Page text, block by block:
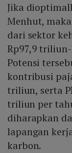
Jika
Menhut,
dari sektor
Rp97,9
Potensi
kontribusi
triliun, serta
triliun per
diharapkan
lapangan
karbon.